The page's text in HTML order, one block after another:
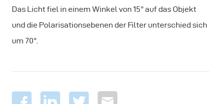
Das Licht fiel in einem Winkel von 15° auf das Objekt
und die Polarisationsebenen der Filter unterschied sich
um 70°.